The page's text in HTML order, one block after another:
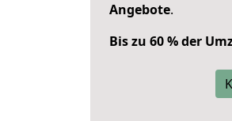
Angebote.
Bis zu 60 % der